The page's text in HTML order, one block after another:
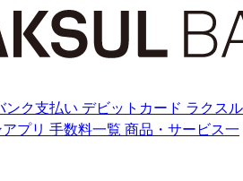
ンク支払い デビットカード ラクスル
プリ 手数料一覧 商品・サービス一